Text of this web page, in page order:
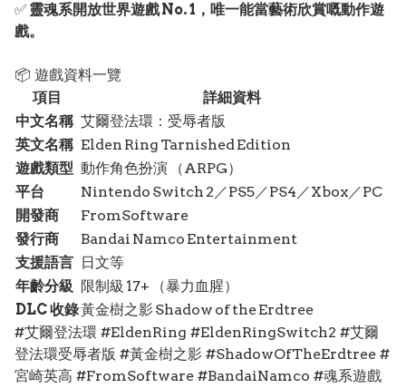
✅ 靈魂系開放世界遊戲 No. 1，唯一能當藝術欣賞嘅動作遊
戲。
📦 遊戲資料一覽
項目
詳細資料
中文名稱 艾爾登法環：受辱者版
英文名稱 Elden Ring Tarnished Edition
遊戲類型 動作角色扮演 （ARPG）
平台
Nintendo Switch 2／PS5／PS4／Xbox／PC
開發商
FromSoftware
發行商
Bandai Namco Entertainment
支援語言 日文等
年齡分級 限制級 17+ （暴力血腥）
DLC 收錄黃金樹之影 Shadow of the Erdtree
#艾爾登法環 #EldenRing #EldenRingSwitch2 #艾爾
登法環受辱者版 #黃金樹之影 #ShadowOfTheErdtree #
宮崎英高 #FromSoftware #BandaiNamco #魂系遊戲